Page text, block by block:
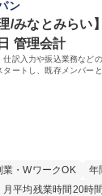
大 語学力： 資格：
ン
/みなとみらい
管理会計
仕訳入力や振込業務など
ートし、既存メンバー
ます。
業・WワークOK
年
月平均残業時間20時